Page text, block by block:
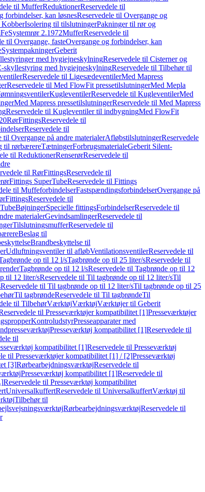
til MufferReduktionerReservedele til
forbindelser, kan løsnesReservedele til Overgange og
KobberIsolering til tilslutningerPakninger til rør og
Systemrør 2.1972MufferReservedele til
til Overgange, fasteOvergange og forbindelser, kan
SystempakningerGeberit
med hygiejneskylningReservedele til Cisterner og
skyllestyring med hygiejneskylningReservedele til Tilbehør til
Reservedele til LigesædeventilerMed Mapress
Reservedele til Med FlowFit pressetilslutningerMed Mepla
KugleventilerReservedele til KugleventilerMed
Med Mapress pressetilslutningerReservedele til Med Mapress
Reservedele til Kugleventiler til indbygningMed FlowFit
RørFittingsReservedele til
Reservedele til
til Overgange på andre materialerAfløbstilslutningerReservedele
til rørbærereTætningerForbrugsmaterialeGeberit Silent-
til ReduktionerRenserørReservedele til
til RørFittingsReservedele til
Fittings SuperTubeReservedele til Fittings
til MuffeforbindelserFastspændingsforbindelserOvergange på
FittingsReservedele til
BøjningerSpecielle fittingsForbindelserReservedele til
materialerGevindsamlingerReservedele til
TilslutningsmufferReservedele til
Beslag til
Brandbeskyttelse til
Udluftningsventiler til afløbVentilationsventilerReservedele til
op til 12 l/sTagbrønde op til 25 liter/sReservedele til
Tagbrønde op til 12 l/sReservedele til Tagbrønde op til 12
til 12 liter/sReservedele til Til tagbrønde op til 12 liter/sTil
Reservedele til Til tagbrønde op til 12 liter/sTil tagbrønde op til 25
Til tagbrøndeReservedele til Til tagbrøndeTil
til TilbehørVærktøjVærktøjVærktøjer til Geberit
til Presseværktøjer kompatibilitet [1]Presseværktøjer
KontroludstyrPresseapparater med
Presseværktøj kompatibilitet [1]Reservedele til
til
kompatibilitet [1]Reservedele til Presseværktøj
til Presseværktøjer kompatibilitet [1] / [2]Presseværktøj
[3]RørbearbejdningsværktøjReservedele til
Presseværktøj kompatibilitet [1]Reservedele til
Reservedele til Presseværktøj kompatibilitet
UniversalkuffertReservedele til UniversalkuffertVærktøj til
Tilbehør til
RørbearbejdningsværktøjReservedele til